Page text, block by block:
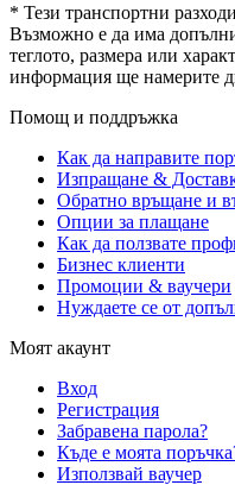
* Тези транспортни
Възможно е да има
теглото, размера или
информация ще намерите
Помощ и поддръжка
Как да направите
Изпращане &
Обратно връщане и
Опции за плащане
Как да ползвате
Бизнес клиенти
Промоции & ваучери
Нуждаете се от
Моят акаунт
Вход
Регистрация
Забравена парола?
Къде е моята
Използвай ваучер